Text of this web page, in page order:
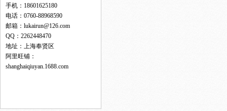
手机：18601625180
电话：0760-88968590
邮箱：lukairun@126.com
QQ：2262448470
地址：上海奉贤区
阿里旺铺：
shanghaiqiuyan.1688.com